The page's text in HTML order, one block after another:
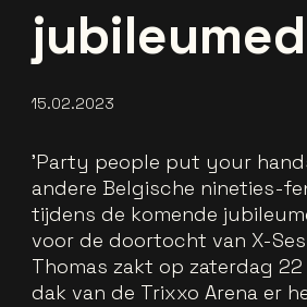
15.02.2023
'Party people put your
andere Belgische nineties-
tijdens de komende
voor de doortocht van X-
Thomas zakt op zaterdag
dak van de Trixxo Arena er